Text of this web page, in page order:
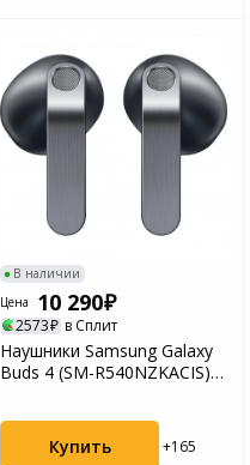
В наличии
Цена
10 290
2573 в Сплит
Наушники Samsung Galaxy
Buds 4 (SM-R540NZKACIS)
Купить +165